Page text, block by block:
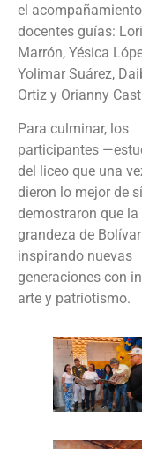
el
docentes guías:
Marrón, Yésica
Yolimar Suárez,
Ortiz y Orianny
Para culminar, los
participantes
del liceo que una
dieron lo mejor de
demostraron que la
grandeza de
inspirando nuevas
generaciones con
arte y patriotismo.